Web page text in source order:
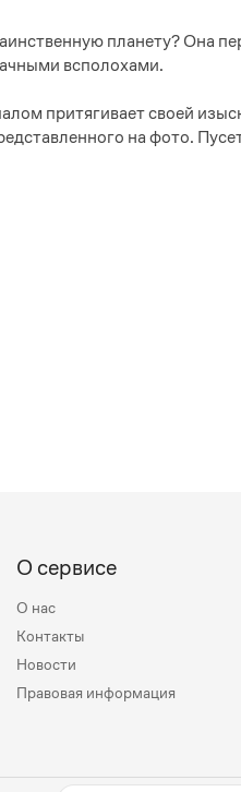
планету? Она
всполохами.
притягивает своей
на фото.
О сервисе
О нас
Контакты
Новости
Правовая информация